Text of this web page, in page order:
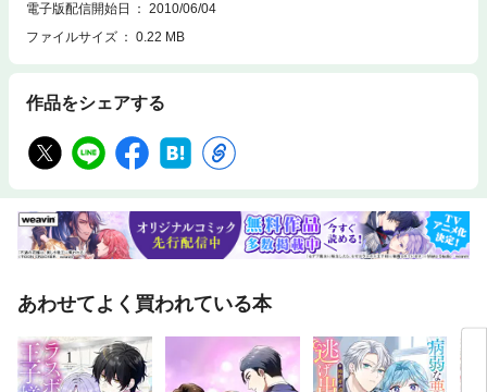
電子版配信開始日
2010/06/04
ファイルサイズ
0.22 MB
作品をシェアする
あわせてよく買われている本